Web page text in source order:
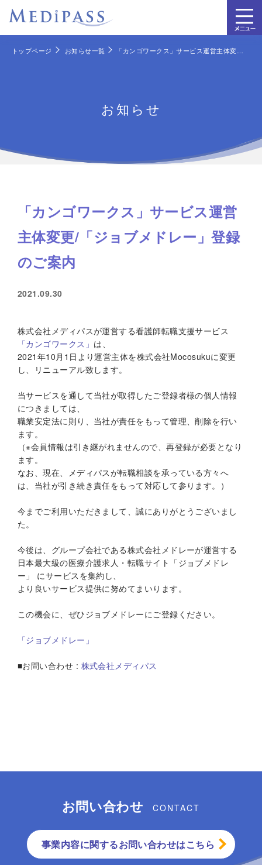
トップページ お知らせ一覧 「カンゴワークス」サービス運営主体変更/「ジョブメドレー」登録のご案内
お知らせ
「カンゴワークス」サービス運営
主体変更/「ジョブメドレー」登録
のご案内
2021.09.30
株式会社メディパスが運営する看護師転職支援サービス
「カンゴワークス」 は、
2021年10月1日より運営主体を株式会社Mocosukuに変更
し、リニューアル致します。
当サービスを通して当社が取得したご登録者様の個人情報
につきましては、
職業安定法に則り、当社が責任をもって管理、削除を行い
ます。
（※会員情報は引き継がれませんので、再登録が必要となり
ます。
なお、現在、メディパスが転職相談を承っている方々へ
は、当社が引き続き責任をもって対応して参ります。）
今までご利用いただきまして、誠にありがとうございまし
た。
今後は、グループ会社である株式会社メドレーが運営する
日本最大級の医療介護求人・転職サイト「ジョブメドレ
ー」 にサービスを集約し、
より良いサービス提供に努めてまいります。
この機会に、ぜひジョブメドレーにご登録ください。
「ジョブメドレー」
■お問い合わせ : 株式会社メディパス
お問い合わせ CONTACT
事業内容に関するお問い合わせはこちら